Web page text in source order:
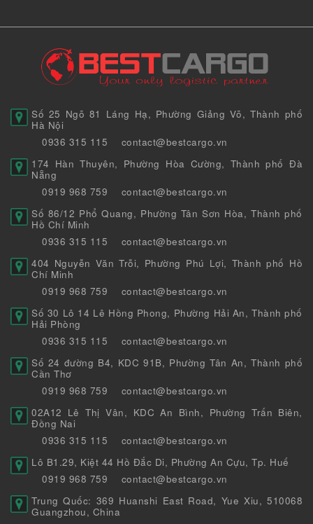
Số 25 Ngõ 81 Láng Hạ, Phường Giảng Võ, Thành phố
Hà Nội
0936 315 115
contact@bestcargo.vn
174 Hàn Thuyên, Phường Hòa Cường, Thành phố Đà
Nẵng
0919 968 759
contact@bestcargo.vn
Số 86/12 Phổ Quang, Phường Tân Sơn Hòa, Thành phố
Hồ Chí Minh
0936 315 115
contact@bestcargo.vn
404 Nguyễn Văn Trỗi, Phường Phú Lợi, Thành phố Hồ
Chí Minh
0919 968 759
contact@bestcargo.vn
Số 30 Lô 14 Lê Hồng Phong, Phường Hải An, Thành phố
Hải Phòng
0936 315 115
contact@bestcargo.vn
Số 24 đường B4, KDC 91B, Phường Tân An, Thành phố
Cần Thơ
0919 968 759
contact@bestcargo.vn
02A12 Lê Thị Vân, KDC An Bình, Phường Trấn Biên,
Đồng Nai
0936 315 115
contact@bestcargo.vn
Lô B1.29, Kiệt 44 Hồ Đắc Di, Phường An Cựu, Tp. Huế
0919 968 759
contact@bestcargo.vn
Trung Quốc: 369 Huanshi East Road, Yue Xiu, 510068
Guangzhou, China